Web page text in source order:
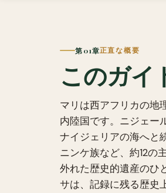
第 01章正直な概要
このガイ
マリは西アフリカの地
内陸国です。ニジェー
ナイジェリアの海へと
ニンケ族など、約12
外れた歴史的遺産のひ
サは、記録に残る歴史